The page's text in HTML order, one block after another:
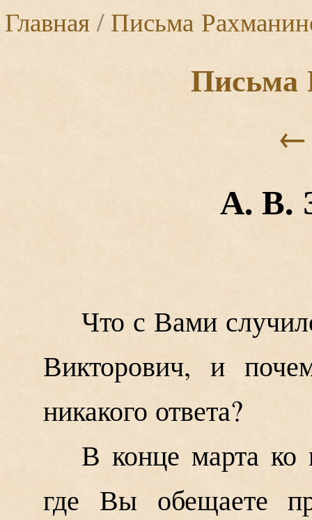
Главная/Письма
Письма
←
А. В.
Что с Вами
Викторович, и
никакого ответа?
В конце марта
где Вы обещаете